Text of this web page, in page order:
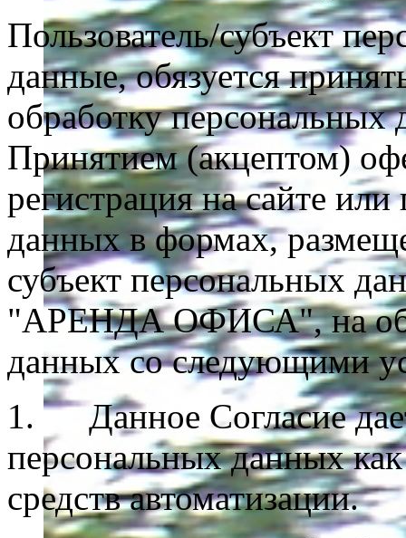
Пользователь/субъект
данные, обязуется
обработку
Принятием (акцептом)
регистрация на сайте
данных в формах,
субъект персональных
"АРЕНДА ОФИСА", на
данных со следующими
1. Данное Согласие
персональных данных
средств автоматизации.